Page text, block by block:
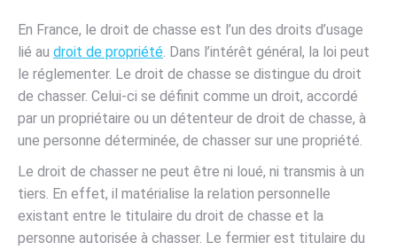
En France, le droit de chasse est l’un des droits d’usage
lié au droit de propriété. Dans l’intérêt général, la loi peut
le réglementer. Le droit de chasse se distingue du droit
de chasser. Celui-ci se définit comme un droit, accordé
par un propriétaire ou un détenteur de droit de chasse, à
une personne déterminée, de chasser sur une propriété.
Le droit de chasser ne peut être ni loué, ni transmis à un
tiers. En effet, il matérialise la relation personnelle
existant entre le titulaire du droit de chasse et la
personne autorisée à chasser. Le fermier est titulaire du